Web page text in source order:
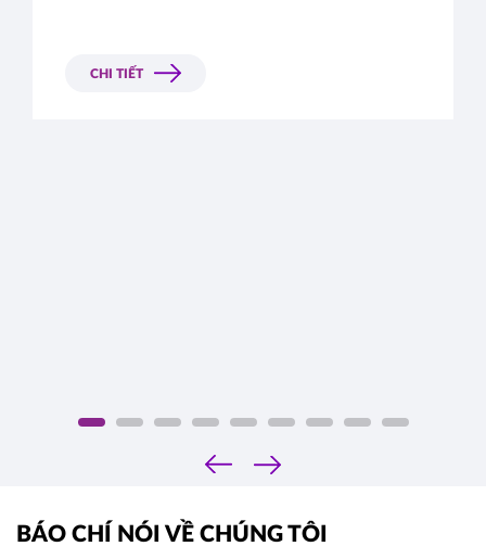
CHI TIẾT
‹
›
BÁO CHÍ NÓI VỀ CHÚNG TÔI